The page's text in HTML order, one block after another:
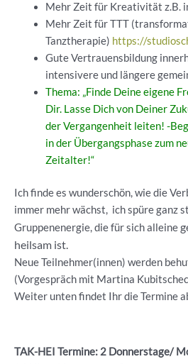
Mehr Zeit für Kreativität z.B.
Mehr Zeit für TTT
Tanztherapie) https://
Gute Vertrauensbildung
intensivere und längere
Thema: „Finde Deine eigene
Dir. Lasse Dich von Deiner
der Vergangenheit leiten! -
in der Übergangsphase zum
Zeitalter!“
Ich finde es wunderschön, wie die
immer mehr wächst, ich spüre ganz
Gruppenenergie, die für sich alleine
heilsam ist.
Neue Teilnehmer(innen) werden
(Vorgespräch mit Martina
Weiter unten findet Ihr die Termine
TAK-HEI Termine: 2 Donnerstage/